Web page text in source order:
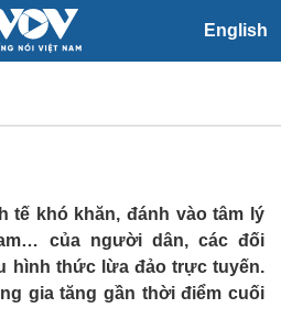
English
Xã hội
Tin 24h
Dự báo thời tiết
Giáo dục
Dấu ấn VOV
hình thức lừa
biến ở Việt
tế khó khăn, đánh vào tâm lý
của người dân, các đối
hình thức lừa đảo trực tuyến.
gia tăng gần thời điểm cuối